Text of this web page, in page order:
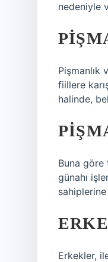
nedeniyle
Pişmanlık
fiillere
halinde,
Buna göre
günahı
Erkekler,